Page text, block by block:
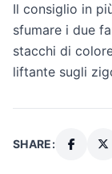
Il consiglio in
sfumare i due
stacchi di
liftante sugli
SHARE: